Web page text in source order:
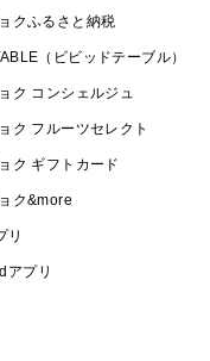
クふるさと納税
（ビビッドテーブル）
ク コンシェルジュ
ク フルーツセレクト
ク ギフトカード
ク&more
リ
アプリ